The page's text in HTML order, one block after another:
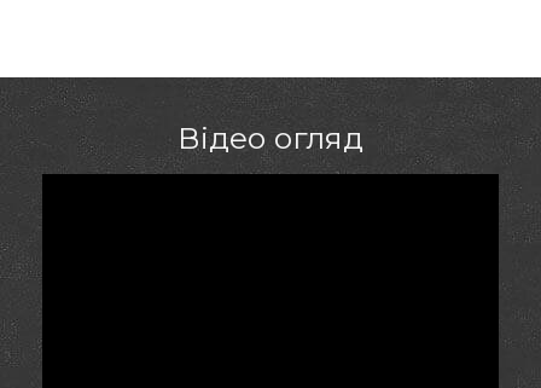
Відео огляд